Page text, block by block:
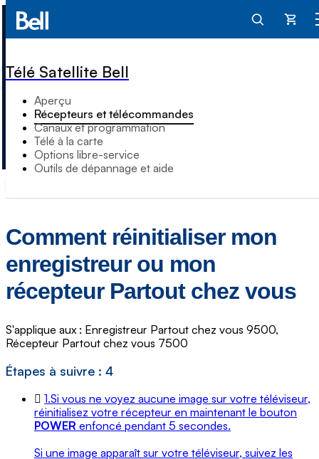
Panier
Télé Satellite Bell
Aperçu
Récepteurs et télécommandes
Canaux et programmation
Télé à la carte
Options libre-service
Outils de dépannage et aide
Comment réinitialiser mon
enregistreur ou mon
récepteur Partout chez vous
S'applique aux : Enregistreur Partout chez vous 9500,
Récepteur Partout chez vous 7500
Étapes à suivre : 4
1.Si vous ne voyez aucune image sur votre téléviseur,
réinitialisez votre récepteur en maintenant le bouton
POWER enfoncé pendant 5 secondes.
Si une image apparaît sur votre téléviseur, suivez les